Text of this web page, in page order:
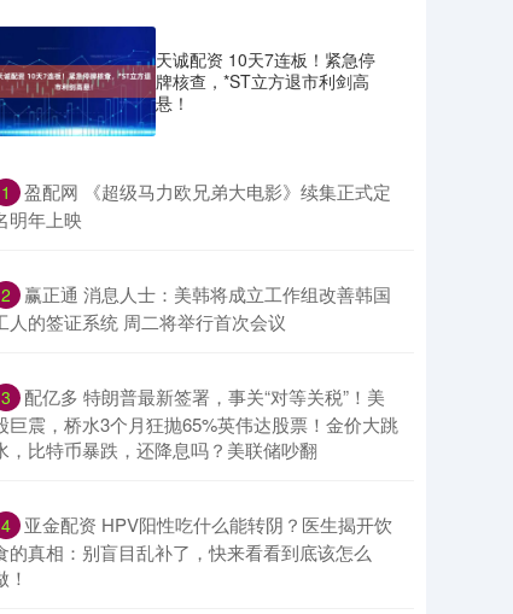
天诚配资 10天7连板！紧急停
牌核查，*ST立方退市利剑高
悬！
1
​盈配网 《超级马力欧兄弟大电影》续集正式定
明年上映
2
​赢正通 消息人士：美韩将成立工作组改善韩国
人的签证系统 周二将举行首次会议
3 ​配亿多 特朗普最新签署，事关“对等关税”！美
巨震，桥水3个月狂抛65%英伟达股票！金价大跳
，比特币暴跌，还降息吗？美联储吵翻
4 ​亚金配资 HPV阳性吃什么能转阴？医生揭开饮
的真相：别盲目乱补了，快来看看到底该怎么
！